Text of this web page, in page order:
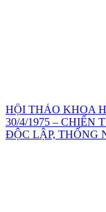
HỘI THẢO KHOA
30/4/1975 – CHIẾN
ĐỘC LẬP, THỐNG